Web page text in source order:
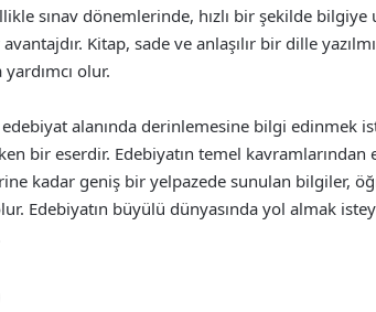
sınav dönemlerinde, hızlı bir şekilde bilgiye
Kitap, sade ve anlaşılır bir dille
olur.
edebiyat alanında derinlemesine bilgi edinmek
bir eserdir. Edebiyatın temel kavramlarından
kadar geniş bir yelpazede sunulan bilgiler,
Edebiyatın büyülü dünyasında yol almak